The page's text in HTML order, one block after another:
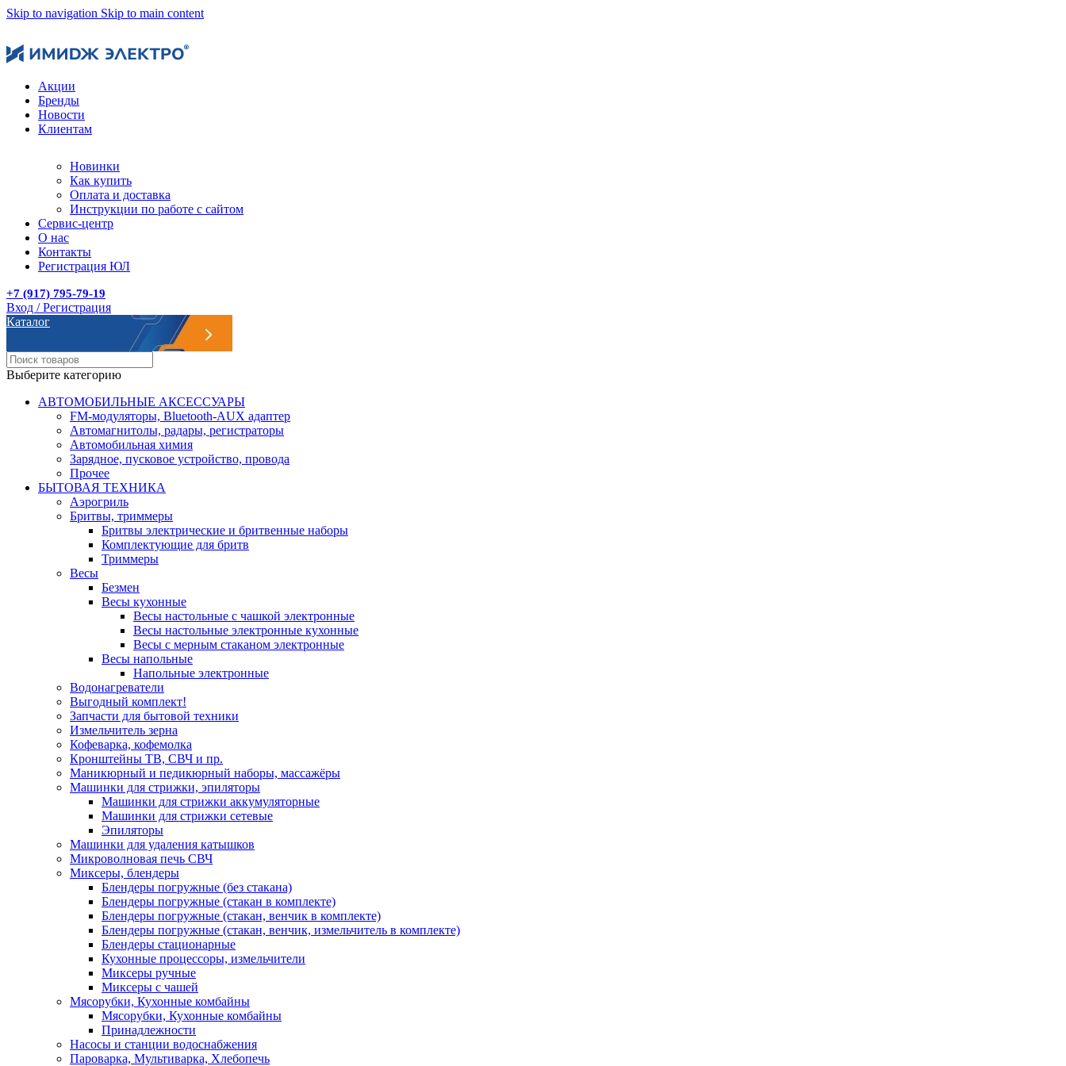
Skip to navigation Skip to main content
Акции
Бренды
Новости
Клиентам
Новинки
Как купить
Оплата и доставка
Инструкции по работе с сайтом
Сервис-центр
О нас
Контакты
Регистрация ЮЛ
+7 (917) 795-79-19
Вход / Регистрация
Каталог
Выберите категорию
АВТОМОБИЛЬНЫЕ АКСЕССУАРЫ
FM-модуляторы, Bluetooth-AUX адаптер
Автомагнитолы, радары, регистраторы
Автомобильная химия
Зарядное, пусковое устройство, провода
Прочее
БЫТОВАЯ ТЕХНИКА
Аэрогриль
Бритвы, триммеры
Бритвы электрические и бритвенные наборы
Комплектующие для бритв
Триммеры
Весы
Безмен
Весы кухонные
Весы настольные с чашкой электронные
Весы настольные электронные кухонные
Весы с мерным стаканом электронные
Весы напольные
Напольные электронные
Водонагреватели
Выгодный комплект!
Запчасти для бытовой техники
Измельчитель зерна
Кофеварка, кофемолка
Кронштейны ТВ, СВЧ и пр.
Маникюрный и педикюрный наборы, массажёры
Машинки для стрижки, эпиляторы
Машинки для стрижки аккумуляторные
Машинки для стрижки сетевые
Эпиляторы
Машинки для удаления катышков
Микроволновая печь СВЧ
Миксеры, блендеры
Блендеры погружные (без стакана)
Блендеры погружные (стакан в комплекте)
Блендеры погружные (стакан, венчик в комплекте)
Блендеры погружные (стакан, венчик, измельчитель в комплекте)
Блендеры стационарные
Кухонные процессоры, измельчители
Миксеры ручные
Миксеры с чашей
Мясорубки, Кухонные комбайны
Мясорубки, Кухонные комбайны
Принадлежности
Насосы и станции водоснабжения
Пароварка, Мультиварка, Хлебопечь